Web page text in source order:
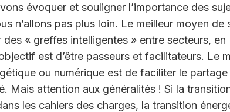
évoquer et souligner l’importance des
n’allons pas plus loin. Le meilleur moyen de
« greffes intelligentes » entre secteurs, en
est d’être passeurs et facilitateurs. Le
ou numérique est de faciliter le partage
Mais attention aux généralités ! Si la
les cahiers des charges, la transition